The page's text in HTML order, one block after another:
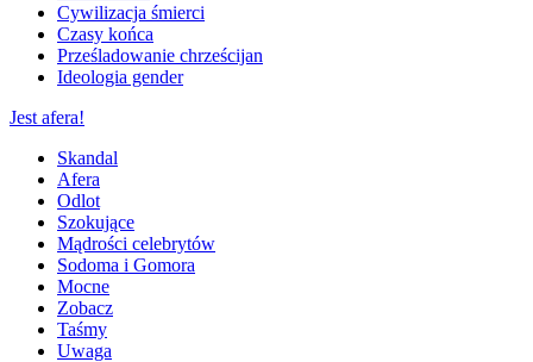
Cywilizacja śmierci
Czasy końca
Prześladowanie chrześcijan
Ideologia gender
Jest afera!
Skandal
Afera
Odlot
Szokujące
Mądrości celebrytów
Sodoma i Gomora
Mocne
Zobacz
Taśmy
Uwaga